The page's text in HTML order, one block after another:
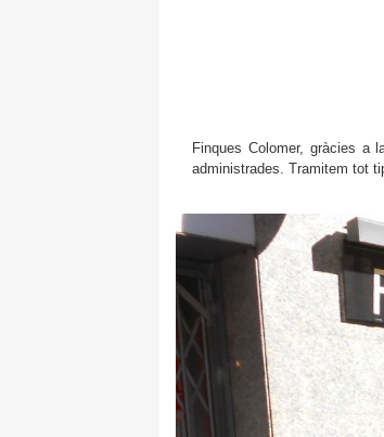
Finques Colomer, gràcies a
administrades. Tramitem tot